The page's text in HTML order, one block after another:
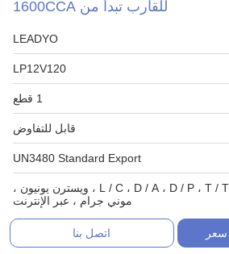
للقارب تبدأ من 1600CCA
LEADYO
LP12V120
1 قطع
قابل للتفاوض
UN3480 Standard Export
L / C ، D / A ، D / P ، T / T ، ويسترن يونيون ،
موني جرام ، عبر الإنترنت
اتصل بنا